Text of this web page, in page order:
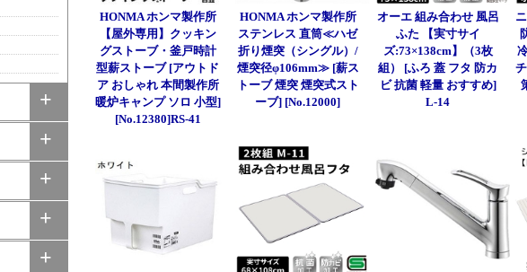
HONMA ホンマ製作所
【屋外専用】クッキン
グストーブ・釜戸時計
型薪ストーブ [アウトド
ア おしゃれ 本間製作所
暖炉キャンプ ソロ 小型]
[No.12380]RS-41
HONMA ホンマ製作所
ステンレス 直筒≪ハゼ
折り煙突（シングル）/
煙突径φ106mm≫ [薪ス
トーブ 煙突 煙突式スト
ーブ] [No.12000]
オーエ 組み合わせ 風呂
ふた 【実寸サイ
ズ:73×138cm】（3枚
組） [ふろ 蓋 フタ 防カ
ビ 抗菌 軽量 おすすめ]
L-14